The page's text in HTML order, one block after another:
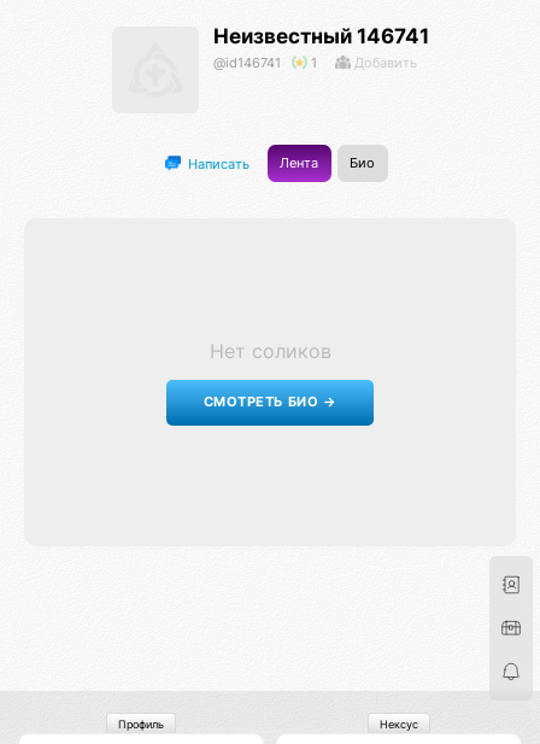
Неизвестный 146741
@id146741 1 Добавить
Написать Лента Био
Нет соликов
СМОТРЕТЬ БИО →
Профиль Нексус